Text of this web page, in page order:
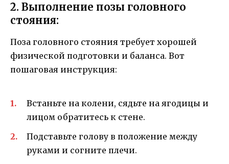
2. Выполнение позы головного
стояния:
Поза головного стояния требует хорошей
физической подготовки и баланса. Вот
пошаговая инструкция:
Встаньте на колени, сядьте на ягодицы и
лицом обратитесь к стене.
Подставьте голову в положение между
руками и согните плечи.